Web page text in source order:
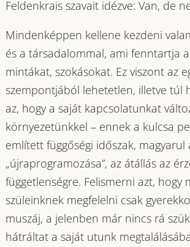
Feldenkrais szavait idézve: Van, de
Mindenképpen kellene kezdeni
és a társadalommal, ami fenntartja
mintákat, szokásokat. Ez viszont az
szempontjából lehetetlen, illetve túl
az, hogy a saját kapcsolatunkat
környezetünkkel – ennek a kulcsa
említett függőségi időszak, magyarul
„újraprogramozása”, az átállás az
függetlenségre. Felismerni azt, hogy
szüleinknek megfelelni csak
muszáj, a jelenben már nincs rá
hátráltat a saját utunk